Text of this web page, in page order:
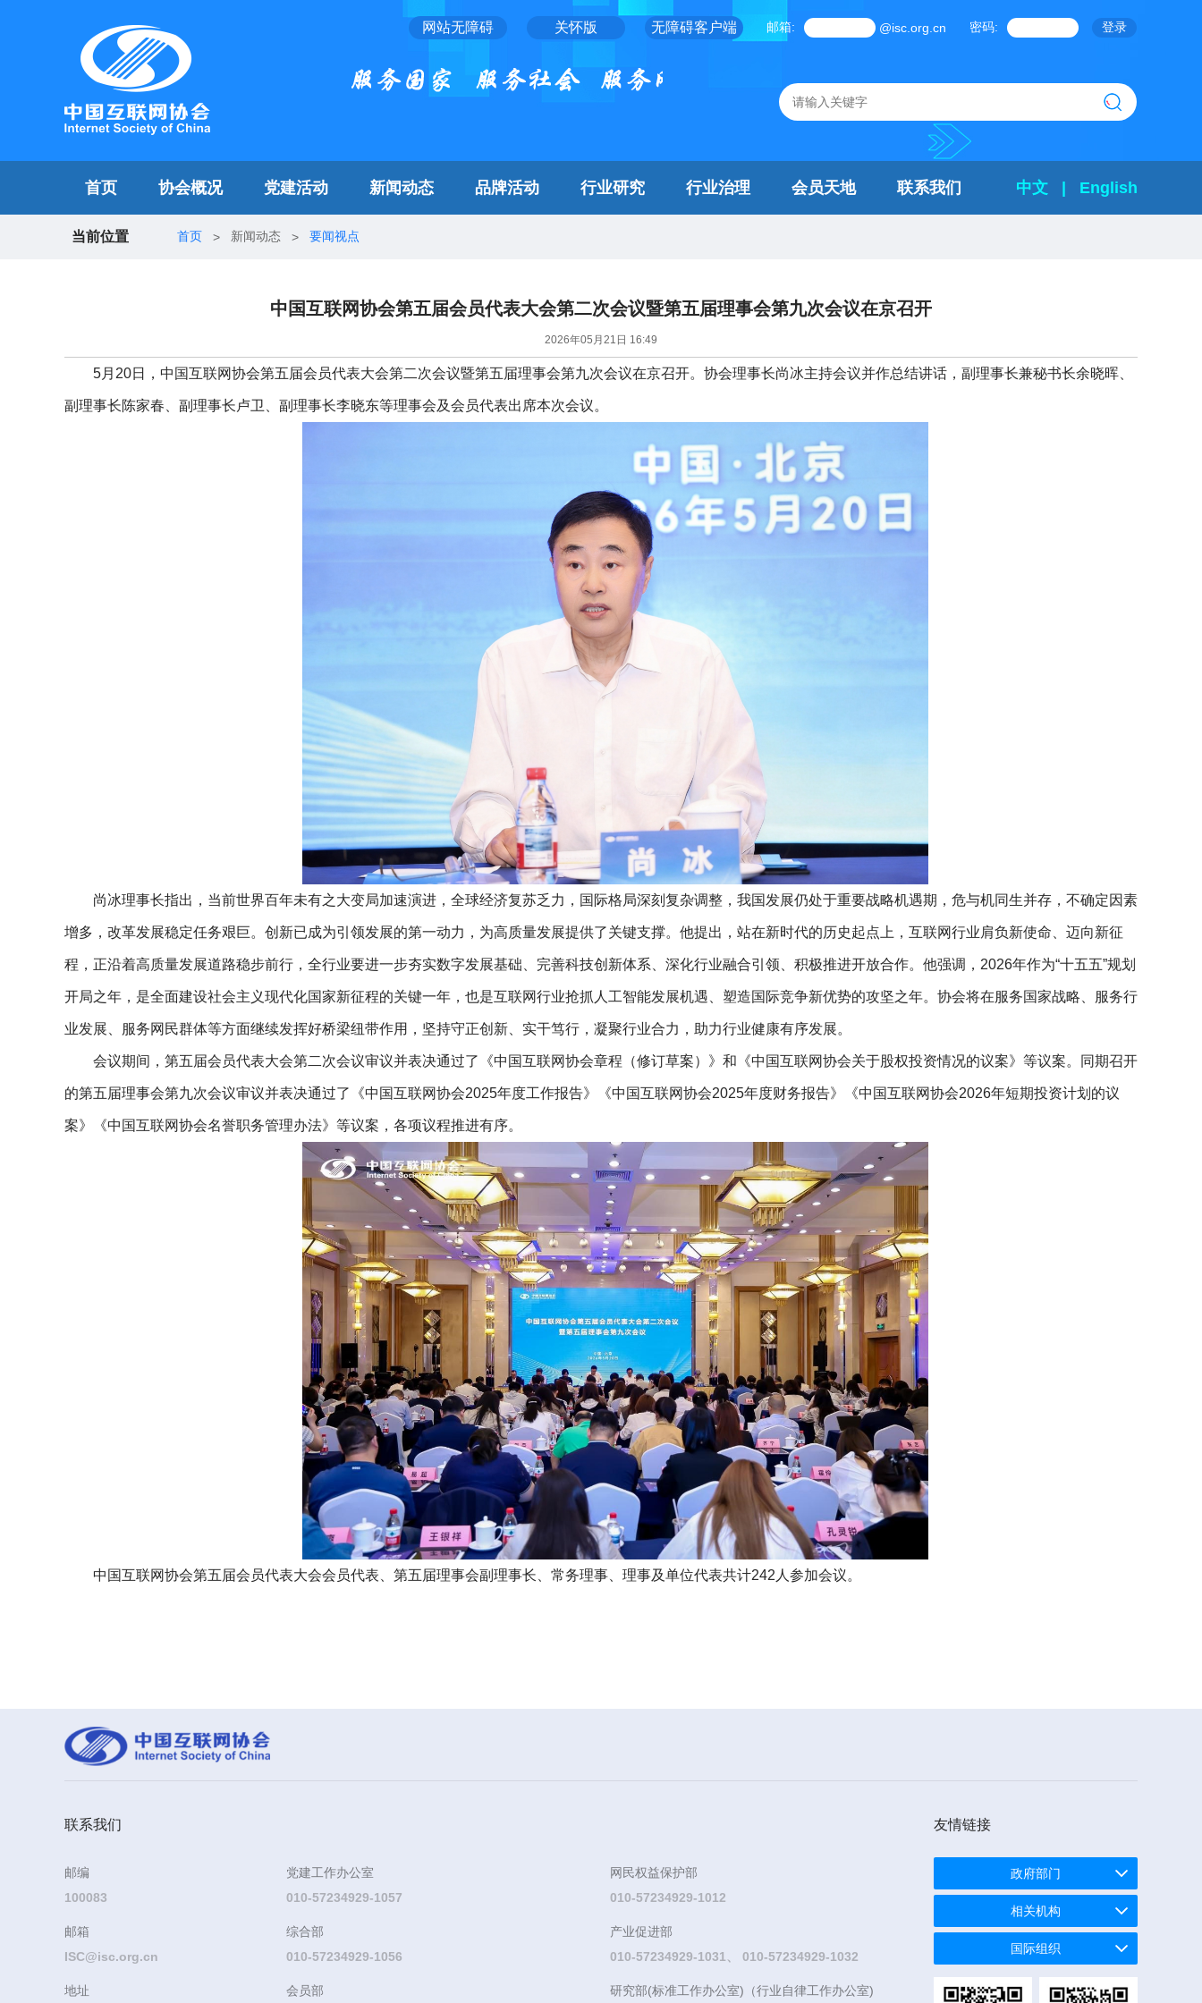
网站无障碍 关怀版 无障碍客户端 邮箱: @isc.org.cn 密码:
首页 协会概况 党建活动 新闻动态 品牌活动 行业研究 行业治理 会员天地 联系我们 中文 English
当前位置 首页 > 新闻动态 > 要闻视点
中国互联网协会第五届会员代表大会第二次会议暨第五届理事会第九次会议在京召开
2026年05月21日 16:49
5月20日，中国互联网协会第五届会员代表大会第二次会议暨第五届理事会第九次会议在京召开。协会理事长尚冰主持会议并作总结讲话，副理事长兼秘书长余晓晖、
副理事长陈家春、副理事长卢卫、副理事长李晓东等理事会及会员代表出席本次会议。
尚冰理事长指出，当前世界百年未有之大变局加速演进，全球经济复苏乏力，国际格局深刻复杂调整，我国发展仍处于重要战略机遇期，危与机同生并存，不确定因素
增多，改革发展稳定任务艰巨。创新已成为引领发展的第一动力，为高质量发展提供了关键支撑。他提出，站在新时代的历史起点上，互联网行业肩负新使命、迈向新征
程，正沿着高质量发展道路稳步前行，全行业要进一步夯实数字发展基础、完善科技创新体系、深化行业融合引领、积极推进开放合作。他强调，2026年作为“十五五”规划
开局之年，是全面建设社会主义现代化国家新征程的关键一年，也是互联网行业抢抓人工智能发展机遇、塑造国际竞争新优势的攻坚之年。协会将在服务国家战略、服务行
业发展、服务网民群体等方面继续发挥好桥梁纽带作用，坚持守正创新、实干笃行，凝聚行业合力，助力行业健康有序发展。
会议期间，第五届会员代表大会第二次会议审议并表决通过了《中国互联网协会章程（修订草案）》和《中国互联网协会关于股权投资情况的议案》等议案。同期召开
的第五届理事会第九次会议审议并表决通过了《中国互联网协会2025年度工作报告》《中国互联网协会2025年度财务报告》《中国互联网协会2026年短期投资计划的议
案》《中国互联网协会名誉职务管理办法》等议案，各项议程推进有序。
中国互联网协会第五届会员代表大会会员代表、第五届理事会副理事长、常务理事、理事及单位代表共计242人参加会议。
联系我们
邮编
100083
邮箱
ISC@isc.org.cn
地址
党建工作办公室
010-57234929-1057
综合部
010-57234929-1056
会员部
网民权益保护部
010-57234929-1012
产业促进部
010-57234929-1031、 010-57234929-1032
研究部(标准工作办公室)（行业自律工作办公室)
友情链接
政府部门
相关机构
国际组织